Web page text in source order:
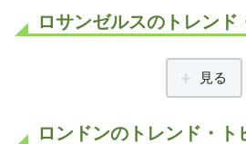
ロサンゼルスのトレンド
見る
ロンドンのトレンド・ト